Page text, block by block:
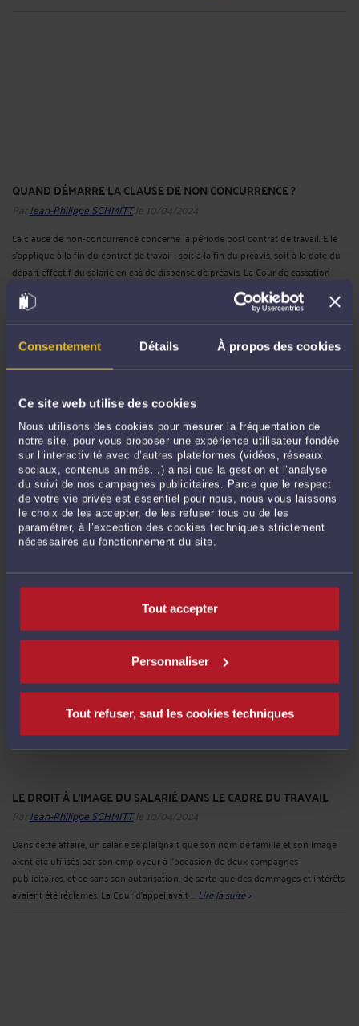
Consentement Détails À propos des cookies
Ce site web utilise des cookies
Nous utilisons des cookies pour mesurer la fréquentation de
notre site, pour vous proposer une expérience utilisateur fondée
sur l’interactivité avec d’autres plateformes (vidéos, réseaux
sociaux, contenus animés…) ainsi que la gestion et l’analyse
du suivi de nos campagnes publicitaires. Parce que le respect
de votre vie privée est essentiel pour nous, nous vous laissons
le choix de les accepter, de les refuser tous ou de les
paramétrer, à l’exception des cookies techniques strictement
nécessaires au fonctionnement du site.
Tout accepter
Personnaliser
Tout refuser, sauf les cookies techniques
QUAND DÉMARRE LA CLAUSE DE NON CONCURRENCE ?
Par Jean-Philippe SCHMITTle 10/04/2024
La clause de non-concurrence concerne la période post contrat de travail. Elle
s’applique à la fin du contrat de travail : soit à la fin du préavis, soit à la date du
départ effectif du salarié en cas de dispense de préavis. La Cour de cassation
Lire la suite >
PROCÉDURE DE RÉSILIATION JUDICIAIRE ET DÉPART EN
RETRAITE
Par Jean-Philippe SCHMITTle 10/04/2024
Si un licenciement intervenu en cours de procédure tendant à la résiliation
LE DROIT À L'IMAGE DU SALARIÉ DANS LE CADRE DU TRAVAIL
Par Jean-Philippe SCHMITTle 10/04/2024
Dans cette affaire, un salarié se plaignait que son nom de famille et son image
aient été utilisés par son employeur à l'occasion de deux campagnes
publicitaires, et ce sans son autorisation, de sorte que des dommages et intérêts
avaient été réclamés. La Cour d’appel avait ... Lire la suite >